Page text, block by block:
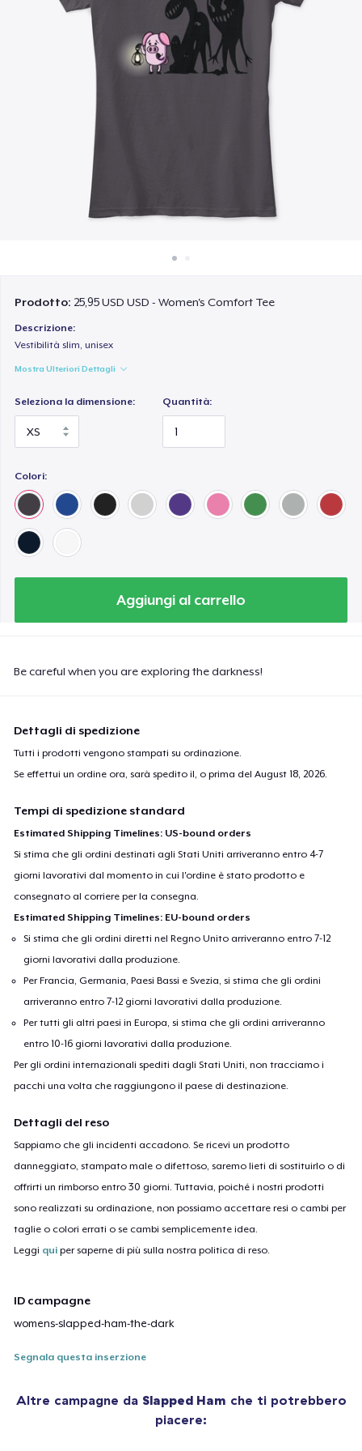
Vendi ovunque
Vendi qualsiasi cosa
Prodotto: 25,95 USD USD - Women's Comfort Tee
Descrizione:
Vestibilità slim, unisex
Mostra Ulteriori Dettagli
Seleziona la dimensione: Quantità:
Colori:
Aggiungi al carrello
Be careful when you are exploring the darkness!
Dettagli di spedizione
Tutti i prodotti vengono stampati su ordinazione.
Se effettui un ordine ora, sarà spedito il, o prima delAugust 18, 2026.
Tempi di spedizione standard
Estimated Shipping Timelines: US-bound orders
Si stima che gli ordini destinati agli Stati Uniti arriveranno entro 4-7
giorni lavorativi dal momento in cui l'ordine è stato prodotto e
consegnato al corriere per la consegna.
Estimated Shipping Timelines: EU-bound orders
Si stima che gli ordini diretti nel Regno Unito arriveranno entro 7-12
giorni lavorativi dalla produzione.
Per Francia, Germania, Paesi Bassi e Svezia, si stima che gli ordini
arriveranno entro 7-12 giorni lavorativi dalla produzione.
Per tutti gli altri paesi in Europa, si stima che gli ordini arriveranno
entro 10-16 giorni lavorativi dalla produzione.
Per gli ordini internazionali spediti dagli Stati Uniti, non tracciamo i
pacchi una volta che raggiungono il paese di destinazione.
Dettagli del reso
Sappiamo che gli incidenti accadono. Se ricevi un prodotto
danneggiato, stampato male o difettoso, saremo lieti di sostituirlo o di
offrirti un rimborso entro 30 giorni. Tuttavia, poiché i nostri prodotti
sono realizzati su ordinazione, non possiamo accettare resi o cambi per
taglie o colori errati o se cambi semplicemente idea.
Leggi qui per saperne di più sulla nostra politica di reso.
ID campagne
womens-slapped-ham-the-dark
Segnala questa inserzione
Altre campagne da Slapped Ham che ti potrebbero
piacere: